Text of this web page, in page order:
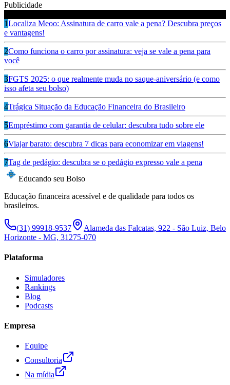
Publicidade
1Localiza Meoo: Assinatura de carro vale a pena? Descubra preços
e vantagens!
2Como funciona o carro por assinatura: veja se vale a pena para
você
3FGTS 2025: o que realmente muda no saque-aniversário (e como
isso afeta seu bolso)
4Trágica Situação da Educação Financeira do Brasileiro
5Empréstimo com garantia de celular: descubra tudo sobre ele
6Viajar barato: descubra 7 dicas para economizar em viagens!
7Tag de pedágio: descubra se o pedágio expresso vale a pena
Educando seu Bolso
Educação financeira acessível e de qualidade para todos os
brasileiros.
(31) 99918-9537
Alameda das Falcatas, 922 - São Luiz, Belo
Horizonte - MG, 31275-070
Plataforma
Simuladores
Rankings
Blog
Podcasts
Empresa
Equipe
Consultoria
Na mídia